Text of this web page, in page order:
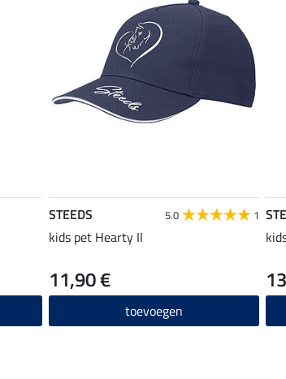
STEEDS 5.0 1
kids pet Hearty II
11,90 €
toevoegen